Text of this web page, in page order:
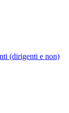
(dirigenti e non)